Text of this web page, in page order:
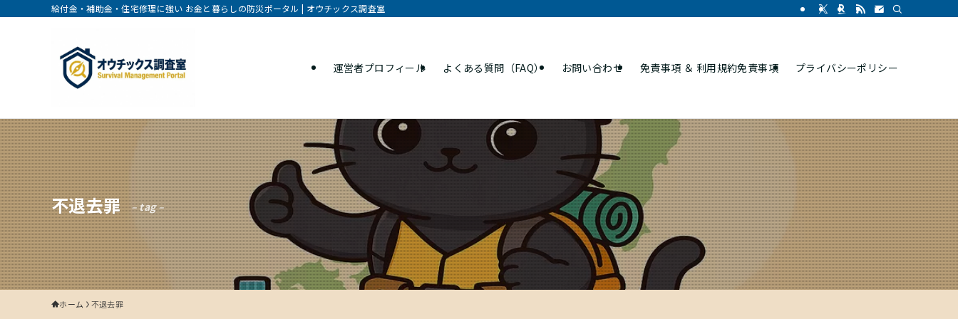
給付金・補助金・住宅修理に強い お金と暮らしの防災ポータル | オウチックス調査室
運営者プロフィール よくある質問（FAQ） お問い合わせ 免責事項 ＆ 利用規約免責事項 プライバシーポリシー
不退去罪 – tag –
ホーム 不退去罪